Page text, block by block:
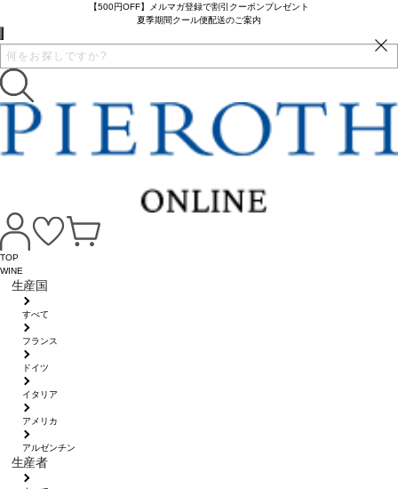
【500円OFF】メルマガ登録で割引クーポンプレゼント
夏季期間クール便配送のご案内
TOP
WINE
生産国
すべて
フランス
ドイツ
イタリア
アメリカ
アルゼンチン
生産者